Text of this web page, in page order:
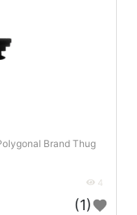
Brand Thug
4
(1)